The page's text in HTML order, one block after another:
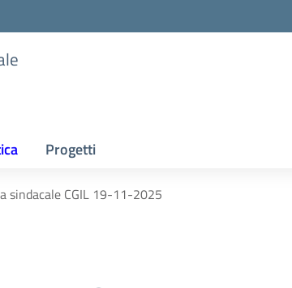
Progetti
sindacale CGIL 19-11-2025